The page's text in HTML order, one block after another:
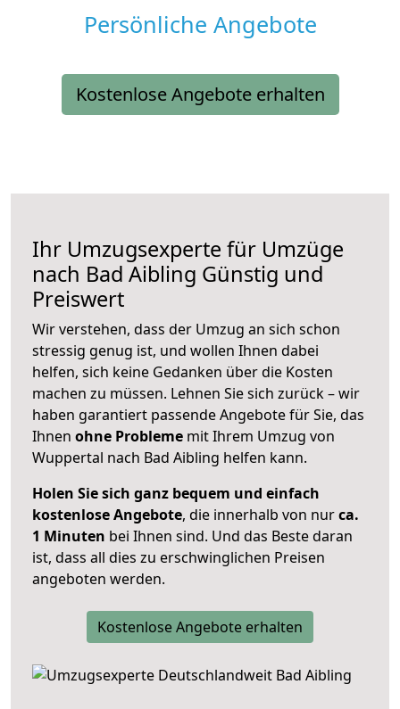
Persönliche Angebote
Kostenlose Angebote erhalten
Ihr Umzugsexperte für Umzüge
nach Bad Aibling Günstig und
Preiswert
Wir verstehen, dass der Umzug an sich schon
stressig genug ist, und wollen Ihnen dabei
helfen, sich keine Gedanken über die Kosten
machen zu müssen. Lehnen Sie sich zurück – wir
haben garantiert passende Angebote für Sie, das
Ihnen ohne Probleme mit Ihrem Umzug von
Wuppertal nach Bad Aibling helfen kann.
Holen Sie sich ganz bequem und einfach
kostenlose Angebote, die innerhalb von nurca.
1 Minuten bei Ihnen sind. Und das Beste daran
ist, dass all dies zu erschwinglichen Preisen
angeboten werden.
Kostenlose Angebote erhalten